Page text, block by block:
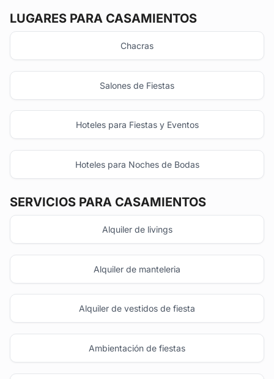
LUGARES PARA CASAMIENTOS
Chacras
Salones de Fiestas
Hoteles para Fiestas y Eventos
Hoteles para Noches de Bodas
SERVICIOS PARA CASAMIENTOS
Alquiler de livings
Alquiler de manteleria
Alquiler de vestidos de fiesta
Ambientación de fiestas